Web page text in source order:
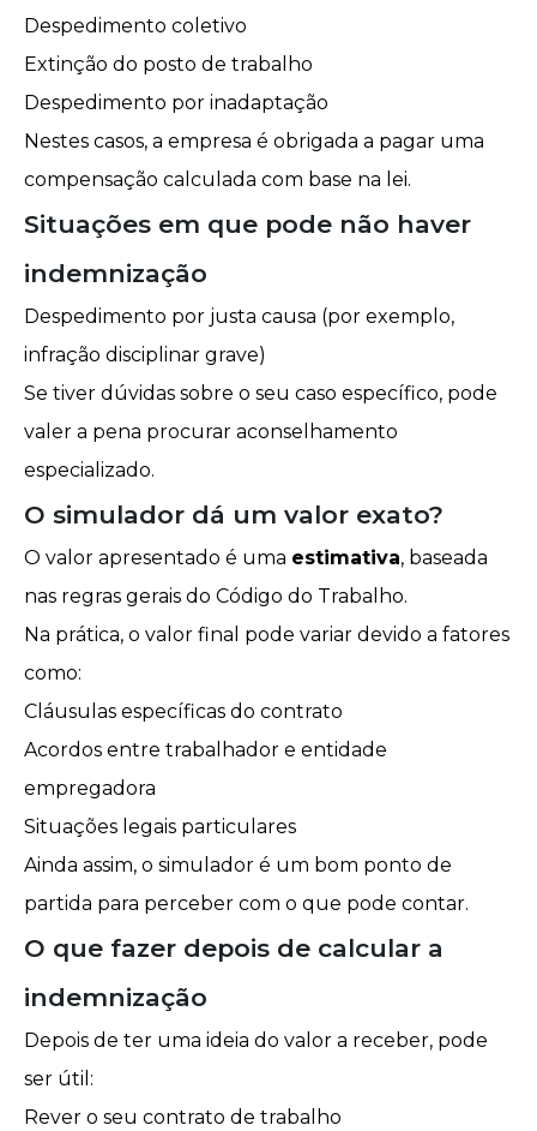
Despedimento coletivo
Extinção do posto de trabalho
Despedimento por inadaptação
Nestes casos, a empresa é obrigada a pagar uma
compensação calculada com base na lei.
Situações em que pode não haver
indemnização
Despedimento por justa causa (por exemplo,
infração disciplinar grave)
Se tiver dúvidas sobre o seu caso específico, pode
valer a pena procurar aconselhamento
especializado.
O simulador dá um valor exato?
O valor apresentado é uma estimativa, baseada
nas regras gerais do Código do Trabalho.
Na prática, o valor final pode variar devido a fatores
como:
Cláusulas específicas do contrato
Acordos entre trabalhador e entidade
empregadora
Situações legais particulares
Ainda assim, o simulador é um bom ponto de
partida para perceber com o que pode contar.
O que fazer depois de calcular a
indemnização
Depois de ter uma ideia do valor a receber, pode
ser útil:
Rever o seu contrato de trabalho